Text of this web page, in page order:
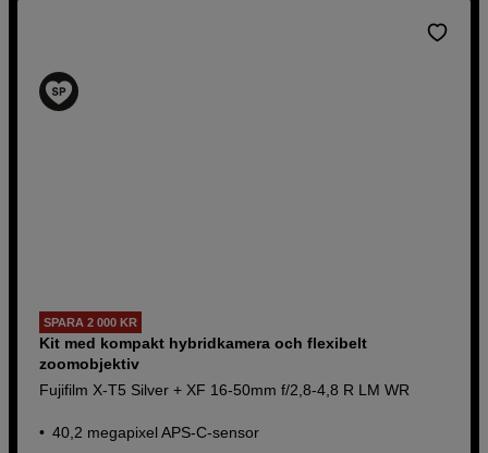
SPARA 2 000 KR
Kit med kompakt hybridkamera och flexibelt
zoomobjektiv
Fujifilm X-T5 Silver + XF 16-50mm f/2,8-4,8 R LM WR
40,2 megapixel APS-C-sensor